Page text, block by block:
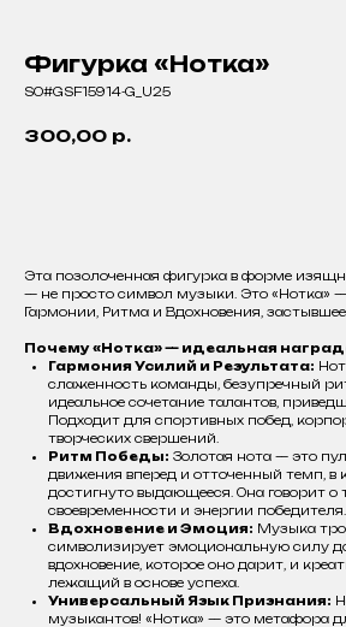
Фигурка «Нотка»
SO#GSF15914-G_U25
300,00 р.
Эта позолоченная фигурка в форме
— не просто символ музыки. Это «Нотка»
Гармонии, Ритма и Вдохновения, застывшее
Почему «Нотка» — идеальная
Гармония Усилий и Результата:
слаженность команды, безупречный
идеальное сочетание талантов,
Подходит для спортивных побед,
творческих свершений.
Ритм Победы: Золотая нота — это
движения вперед и отточенный темп, в
достигнуто выдающееся. Она говорит о
своевременности и энергии победителя.
Вдохновение и Эмоция: Музыка
символизирует эмоциональную силу
вдохновение, которое оно дарит, и
лежащий в основе успеха.
Универсальный Язык Признания:
музыкантов! «Нотка» — это метафора